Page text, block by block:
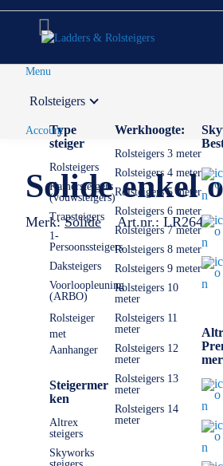
Menu
Rolsteigers
Type
steiger
Rolsteigers
Kamersteigers
(vouwsteigers)
Trapsteigers
1-
Persoonssteigers
Daksteigers
Voorloopleuning
(ARBO)
Rolsteiger
met
Aanhanger
Steigermer
ken
Altrex
steigers
Skyworks
Werkhoogte:
Rolsteigers 3 meter
Rolsteigers 4 meter
Rolsteigers 5 meter
Rolsteigers 6 meter
Rolsteigers 7 meter
Rolsteigers 8 meter
Rolsteigers 9 meter
Rolsteigers 10
meter
Rolsteigers 11
meter
Rolsteigers 12
meter
Rolsteigers 13
meter
Rolsteigers 14
meter
Account
Solide enkel
Merk: Solide Art.nr.: LR2647